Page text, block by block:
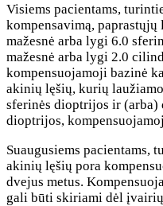
Visiems pacientams,
kompensavimą,
mažesnė arba lygi 6.0
mažesnė arba lygi 2.0
kompensuojamoji bazinė
akinių lęšių, kurių
sferinės dioptrijos ir (arba)
dioptrijos,
Suaugusiems pacientams,
akinių lęšių pora
dvejus metus.
gali būti skiriami dėl